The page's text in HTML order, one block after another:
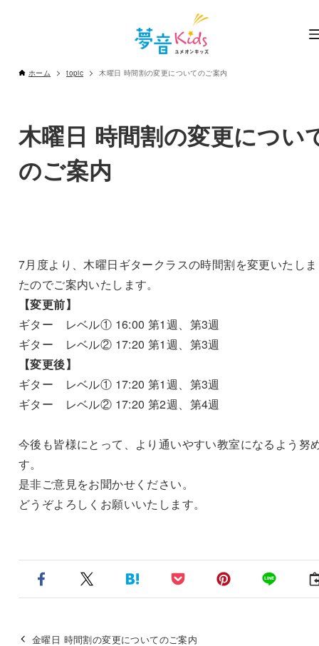
ホーム topic 木曜日 時間割の変更についてのご案内
木曜日 時間割の変更につい
のご案内
7月度より、木曜日ギタークラスの時間割を変更いたし
たのでご案内いたします。
【変更前】
ギター レベル① 16:00 第1週、第3週
ギター レベル② 17:20 第1週、第3週
【変更後】
ギター レベル① 17:20 第1週、第3週
ギター レベル② 17:20 第2週、第4週
今後も皆様にとって、より通いやすい教室になるよう努
す。
是非ご意見をお聞かせください。
どうぞよろしくお願いいたします。
金曜日 時間割の変更についてのご案内